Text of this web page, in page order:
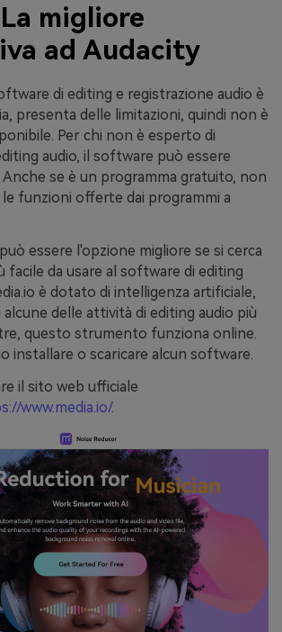
migliore
ad Audacity
di editing e registrazione audio è
presenta delle limitazioni, quindi non è
Per chi non è esperto di
audio, il software può essere
Anche se è un programma gratuito, non
funzioni offerte dai programmi a
essere l'opzione migliore se si cerca
facile da usare al software di editing
è dotato di intelligenza artificiale,
delle attività di editing audio più
questo strumento funziona online.
installare o scaricare alcun software.
il sito web ufficiale
www.media.io/.